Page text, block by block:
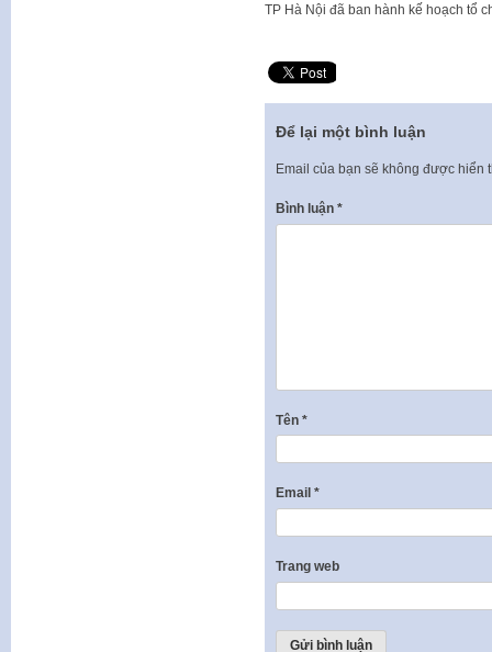
TP Hà Nội đã ban hành kế hoạch tổ
Để lại một bình luận
Email của bạn sẽ không được hiển
Bình luận *
Tên *
Email *
Trang web